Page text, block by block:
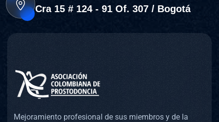
Cra 15 # 124 - 91 Of. 307 / Bogotá
Mejoramiento profesional de sus miembros y de la